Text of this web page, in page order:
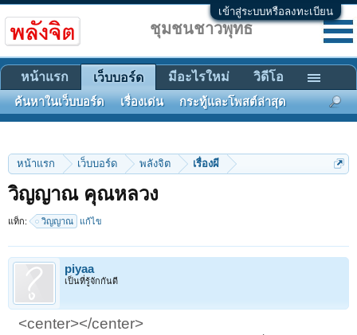
เข้าสู่ระบบหรือลงทะเบียน
หน้าแรก เว็บบอร์ด พลังจิต เรื่องผี
วิญญาณ คุณหลวง
แท็ก: วิญญาณ แก้ไข
piyaa
เป็นที่รู้จักกันดี
<center></center>
ชุมชนชาวพุทธ
หน้าแรก เว็บบอร์ด
ค้นหาในเว็บบอร์ด เรื่องเด่น กระทู้และโพสต์ล่าสุด
มีอะไรใหม่ วิดีโอ